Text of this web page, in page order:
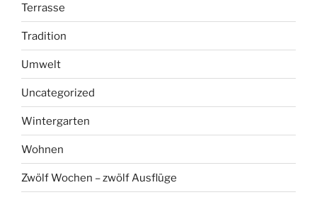
Terrasse
Tradition
Umwelt
Uncategorized
Wintergarten
Wohnen
Zwölf Wochen – zwölf Ausflüge